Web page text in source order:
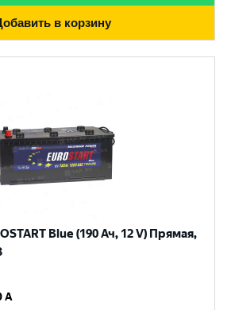
в корзину
Blue (190 Ач, 12 V) Прямая,
A